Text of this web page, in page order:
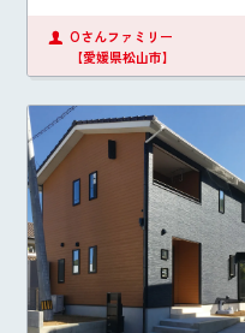
Oさんファミリー
【愛媛県松山市】